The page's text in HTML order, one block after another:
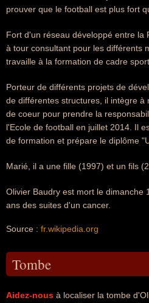
prouver que le football est plus fort
Fort d'un réseau développé entre la
à tour consultant pour les différents
travaille à la formation de cadre
Porteur de différents projets de
de différentes structures, il intègre
de coeur pour prendre la
l'Ecole de football en juillet 2014. Il
de formation et prépare le diplôme
Marié, il a une fille (1997) et un fils
Olivier Baudry est mort le dimanche
ans des suites d'un cancer.
Source : fr.wikipedia.org
Tombe
Aidez-nous à localiser la tombe